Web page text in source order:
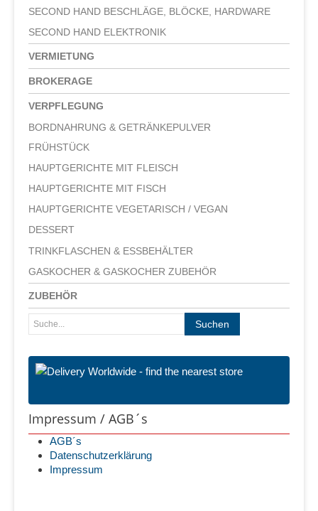
SECOND HAND BESCHLÄGE, BLÖCKE, HARDWARE
SECOND HAND ELEKTRONIK
VERMIETUNG
BROKERAGE
VERPFLEGUNG
BORDNAHRUNG & GETRÄNKEPULVER
FRÜHSTÜCK
HAUPTGERICHTE MIT FLEISCH
HAUPTGERICHTE MIT FISCH
HAUPTGERICHTE VEGETARISCH / VEGAN
DESSERT
TRINKFLASCHEN & ESSBEHÄLTER
GASKOCHER & GASKOCHER ZUBEHÖR
ZUBEHÖR
Impressum / AGB´s
AGB´s
Datenschutzerklärung
Impressum